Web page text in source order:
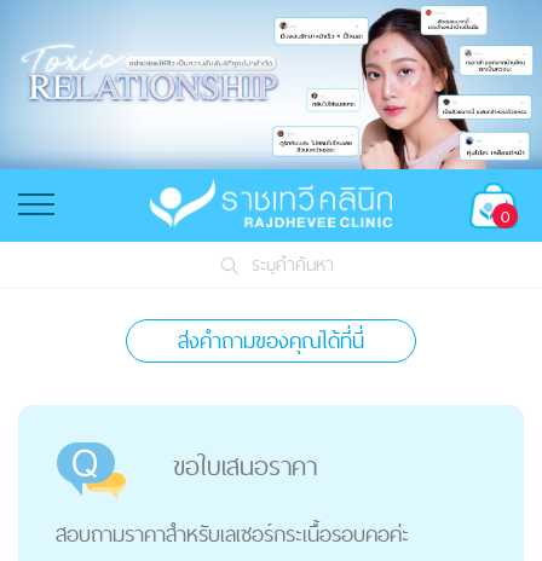
0
ระบุคำค้นหา
ส่งคำถามของคุณได้ที่นี่
ขอใบเสนอราคา
สอบถามราคาสำหรับเลเซอร์กระเนื้อรอบคอค่ะ